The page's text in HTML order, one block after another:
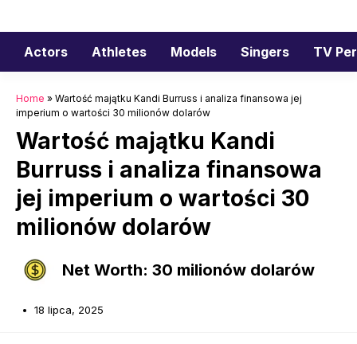
do
treściActors Athletes Models Singers TV
Home » Wartość majątku Kandi Burruss i analiza finansowa jej
imperium o wartości 30 milionów dolarów
Wartość majątku Kandi
Burruss i analiza finansowa
jej imperium o wartości 30
milionów dolarów
Net Worth: 30 milionów dolarów
18 lipca, 2025